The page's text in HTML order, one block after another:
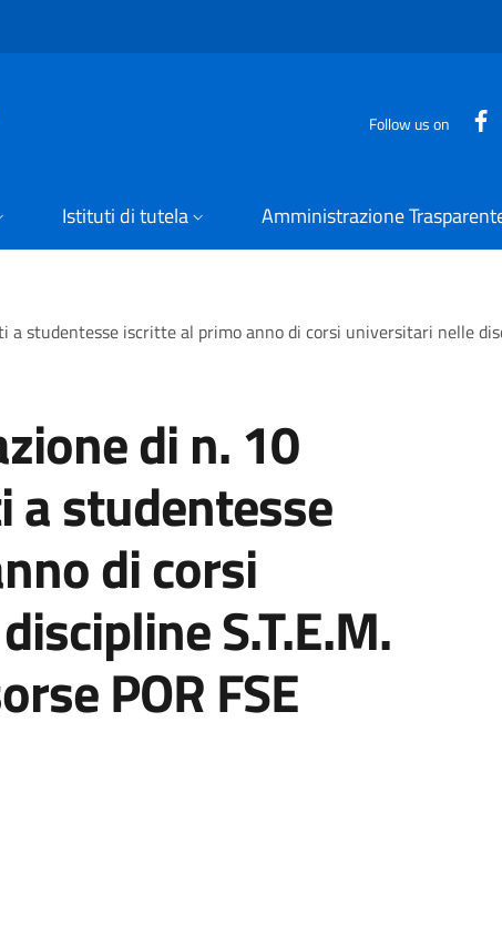
Follow us on
Istituti di tutela Amministrazione
studentesse iscritte al primo anno di corsi universitari nelle
di n. 10
studentesse
di corsi
S.T.E.M.
POR FSE